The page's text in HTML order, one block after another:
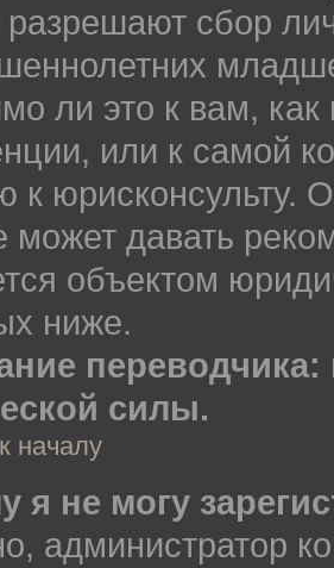
разрешают сбор
ли это к вам,
или к самой
юрисконсульту.
может давать
объектом
ниже.
силы.
началу
я не могу
администратор